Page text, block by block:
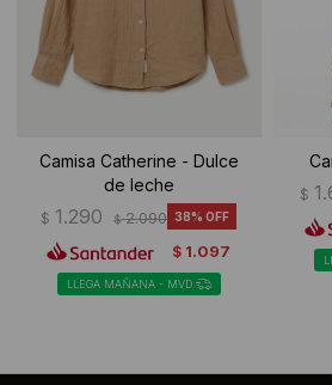
Camisa Catherine - Dulce
de leche
$ 1.290 $ 2.090 38
$ 1.097
LLEGA MAÑANA - MVD
$